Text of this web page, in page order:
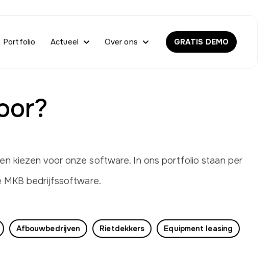
Portfolio Actueel Over ons GRATIS DEMO
kiezen voor onze software. In ons portfolio staan per
MKB bedrijfssoftware.
Afbouwbedrijven Rietdekkers Equipment leasing